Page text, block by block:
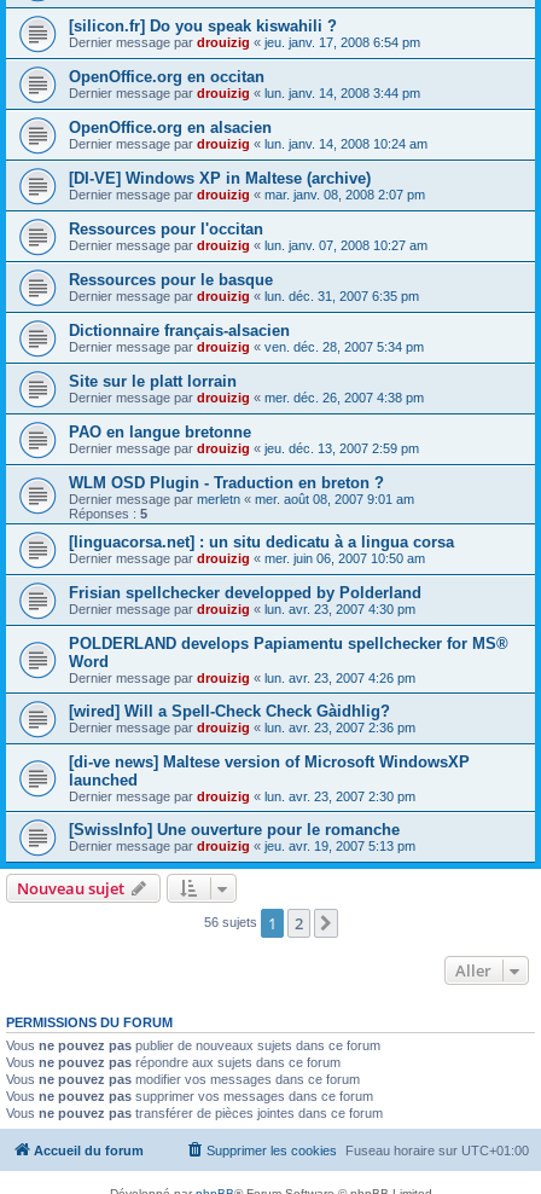
[silicon.fr] Do you speak kiswahili ?
Dernier message par drouizig « jeu. janv. 17, 2008 6:54 pm
OpenOffice.org en occitan
Dernier message par drouizig « lun. janv. 14, 2008 3:44 pm
OpenOffice.org en alsacien
Dernier message par drouizig « lun. janv. 14, 2008 10:24 am
[DI-VE] Windows XP in Maltese (archive)
Dernier message par drouizig « mar. janv. 08, 2008 2:07 pm
Ressources pour l'occitan
Dernier message par drouizig « lun. janv. 07, 2008 10:27 am
Ressources pour le basque
Dernier message par drouizig « lun. déc. 31, 2007 6:35 pm
Dictionnaire français-alsacien
Dernier message par drouizig « ven. déc. 28, 2007 5:34 pm
Site sur le platt lorrain
Dernier message par drouizig « mer. déc. 26, 2007 4:38 pm
PAO en langue bretonne
Dernier message par drouizig « jeu. déc. 13, 2007 2:59 pm
WLM OSD Plugin - Traduction en breton ?
Dernier message par merletn « mer. août 08, 2007 9:01 am
Réponses : 5
[linguacorsa.net] : un situ dedicatu à a lingua corsa
Dernier message par drouizig « mer. juin 06, 2007 10:50 am
Frisian spellchecker developped by Polderland
Dernier message par drouizig « lun. avr. 23, 2007 4:30 pm
POLDERLAND develops Papiamentu spellchecker for MS®
Word
Dernier message par drouizig « lun. avr. 23, 2007 4:26 pm
[wired] Will a Spell-Check Check Gàidhlig?
Dernier message par drouizig « lun. avr. 23, 2007 2:36 pm
[di-ve news] Maltese version of Microsoft WindowsXP
launched
Dernier message par drouizig « lun. avr. 23, 2007 2:30 pm
[SwissInfo] Une ouverture pour le romanche
Dernier message par drouizig « jeu. avr. 19, 2007 5:13 pm
Nouveau sujet
56 sujets 1 2
Aller
PERMISSIONS DU FORUM
Vous ne pouvez pas publier de nouveaux sujets dans ce forum
Vous ne pouvez pas répondre aux sujets dans ce forum
Vous ne pouvez pas modifier vos messages dans ce forum
Vous ne pouvez pas supprimer vos messages dans ce forum
Vous ne pouvez pas transférer de pièces jointes dans ce forum
Accueil du forum Fuseau horaire sur UTC+01:00
Supprimer les cookies